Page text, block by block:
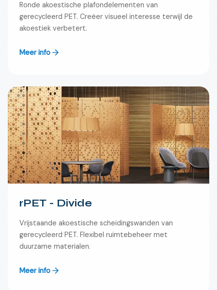
Ronde akoestische plafondelementen van
gerecycleerd PET. Creëer visueel interesse terwijl de
akoestiek verbetert.
Meer info
rPET - Divide
Vrijstaande akoestische scheidingswanden van
gerecycleerd PET. Flexibel ruimtebeheer met
duurzame materialen.
Meer info